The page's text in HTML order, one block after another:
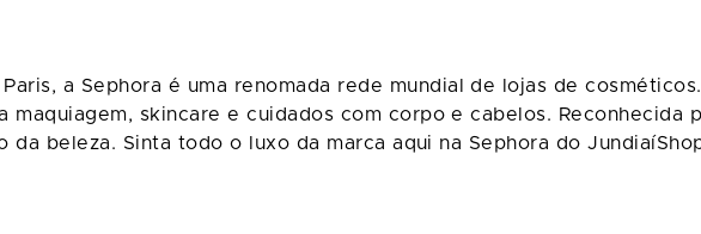
Paris, a Sephora é uma renomada rede mundial de lojas de
maquiagem, skincare e cuidados com corpo e cabelos. Reconhecida
da beleza. Sinta todo o luxo da marca aqui na Sephora do